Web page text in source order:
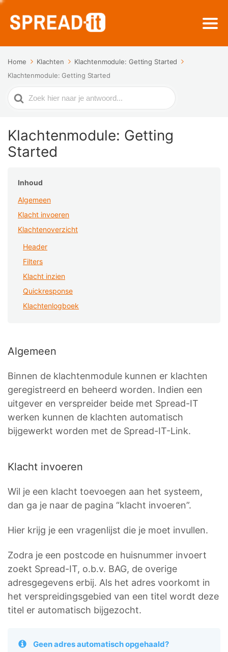
Home Klachten
Klachtenmodule: Getting Started
Klachtenmodule: Getting Started
Zoek
naar
Klachtenmodule: Getting
Started
Inhoud
Algemeen
Klacht invoeren
Klachtenoverzicht
Header
Filters
Klacht inzien
Quickresponse
Klachtenlogboek
Algemeen
Binnen de klachtenmodule kunnen er klachten
geregistreerd en beheerd worden. Indien een
uitgever en verspreider beide met Spread-IT
werken kunnen de klachten automatisch
bijgewerkt worden met de Spread-IT-Link.
Klacht invoeren
Wil je een klacht toevoegen aan het systeem,
dan ga je naar de pagina “klacht invoeren”.
Hier krijg je een vragenlijst die je moet invullen.
Zodra je een postcode en huisnummer invoert
zoekt Spread-IT, o.b.v. BAG, de overige
adresgegevens erbij. Als het adres voorkomt in
het verspreidingsgebied van een titel wordt deze
titel er automatisch bijgezocht.
Geen adres automatisch opgehaald?